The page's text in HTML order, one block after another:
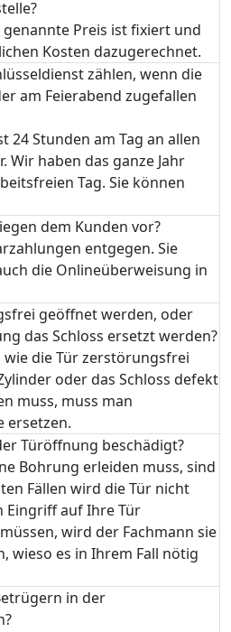
Preis ist fixiert und
Kosten dazugerechnet.
zählen, wenn die
am Feierabend zugefallen
24 Stunden am Tag an allen
Wir haben das ganze Jahr
Tag. Sie können
dem Kunden vor?
entgegen. Sie
die Onlineüberweisung in
geöffnet werden, oder
das Schloss ersetzt werden?
wie die Tür zerstörungsfrei
oder das Schloss defekt
muss, muss man
ersetzen.
Türöffnung beschädigt?
Bohrung erleiden muss, sind
Fällen wird die Tür nicht
Eingriff auf Ihre Tür
wird der Fachmann sie
wieso es in Ihrem Fall nötig
in der